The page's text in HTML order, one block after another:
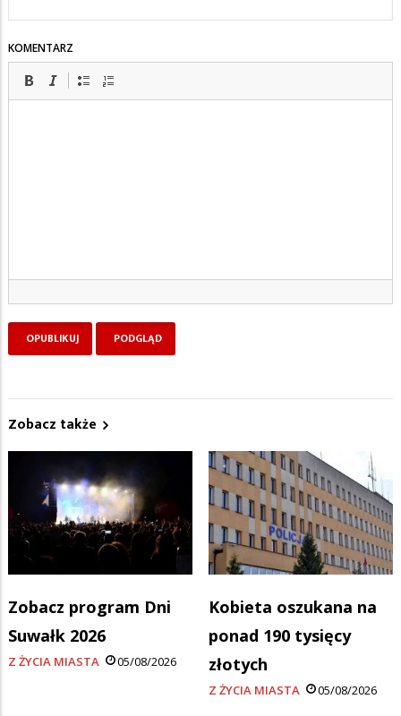
KOMENTARZ
Zobacz także
Zobacz program Dni
Suwałk 2026
Z ŻYCIA MIASTA 05/08/2026
Kobieta oszukana na
ponad 190 tysięcy
złotych
Z ŻYCIA MIASTA 05/08/2026